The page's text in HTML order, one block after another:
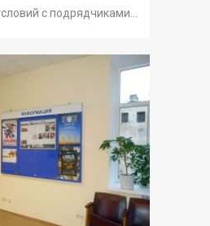
с подрядчиками...